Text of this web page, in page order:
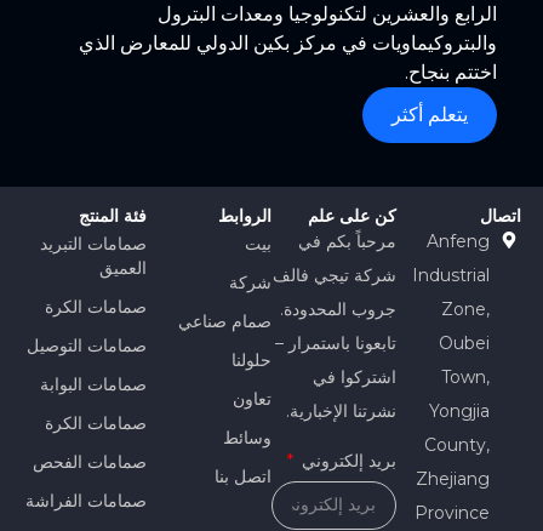
الرابع والعشرين لتكنولوجيا ومعدات البترول
والبتروكيماويات في مركز بكين الدولي للمعارض الذي
اختتم بنجاح.
يتعلم أكثر
اتصال
Anfeng
Industrial
Zone,
Oubei
Town,
Yongjia
County,
Zhejiang
Province
كن على علم
مرحباً بكم في
شركة تيجي فالف
جروب المحدودة.
تابعونا باستمرار –
اشتركوا في
نشرتنا الإخبارية.
بريد إلكتروني
الروابط
بيت
شركة
صمام صناعي
حلولنا
تعاون
وسائط
اتصل بنا
فئة المنتج
صمامات التبريد
العميق
صمامات الكرة
صمامات التوصيل
صمامات البوابة
صمامات الكرة
صمامات الفحص
صمامات الفراشة